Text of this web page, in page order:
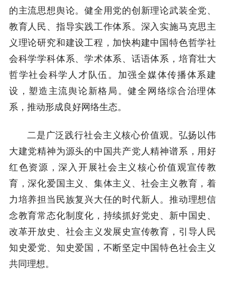
的主流思想舆论。健全用党的创新理论武装全党、
教育人民、指导实践工作体系。深入实施马克思主
义理论研究和建设工程，加快构建中国特色哲学社
会科学学科体系、学术体系、话语体系，培育壮大
哲学社会科学人才队伍。加强全媒体传播体系建
设，塑造主流舆论新格局。健全网络综合治理体
系，推动形成良好网络生态。
二是广泛践行社会主义核心价值观。弘扬以伟
大建党精神为源头的中国共产党人精神谱系，用好
红色资源，深入开展社会主义核心价值观宣传教
育，深化爱国主义、集体主义、社会主义教育，着
力培养担当民族复兴大任的时代新人。推动理想信
念教育常态化制度化，持续抓好党史、新中国史、
改革开放史、社会主义发展史宣传教育，引导人民
知史爱党、知史爱国，不断坚定中国特色社会主义
共同理想。